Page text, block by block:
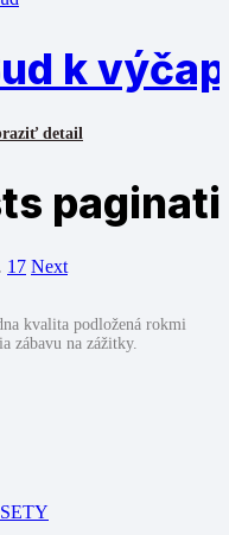
k
detail
17 Next
kvalita podložená rokmi
zábavu na zážitky.